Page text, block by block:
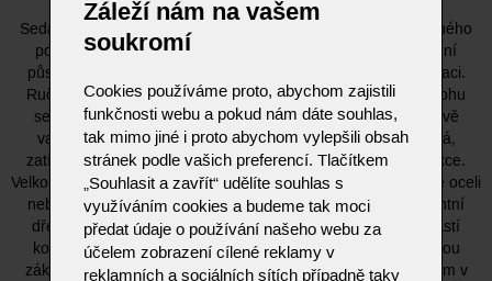
Sedací souprava BUDDY od KOINOR je ztělesněním uvolněného
pohodlí a moderní variability. Díky velmi ležérnímu čalounění
působí přirozeně, měkce a zve k dlouhému posezení i relaxaci.
Ruční nastavení opěradla umožňuje snadno přizpůsobit polohu
sezení přesně podle vašich potřeb. Model BUDDY nabízí dvě
varianty područek. Nízká područka je funkční a nastavitelná,
zatímco vysoká područka sází na čistý design bez další funkce.
Velkou předností je také široký výběr ližin – kovové v nerezové oceli
nebo v práškově lakované matné struktuře, případně elegantní
dřevěné ližiny z přírodního divokého dubu či ořechu. Součástí
kolekce je i křeslo BUDDY, které lze vybavit kulatou trubkovou
základnou, kovovou otočnou základnou nebo otočným talířem v
Záleží nám na vašem
soukromí
Cookies používáme proto, abychom zajistili
funkčnosti webu a pokud nám dáte souhlas,
tak mimo jiné i proto abychom vylepšili obsah
stránek podle vašich preferencí. Tlačítkem
„Souhlasit a zavřít“ udělíte souhlas s
využíváním cookies a budeme tak moci
předat údaje o používání našeho webu za
účelem zobrazení cílené reklamy v
reklamních a sociálních sítích případně taky